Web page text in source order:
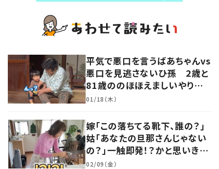
平気で悪口を言うばあちゃんvs
悪口を見逃さないひ孫 2歳と
81歳ののほほえましいやり取り
に「口悪いけど可愛い」の声
01/18（木）
嫁「この落ちてる靴下、誰の？」
姑「あなたの旦那さんじゃない
の？」一触即発！？かと思いき
や…持ち主が判明し「声だして
02/09（金）